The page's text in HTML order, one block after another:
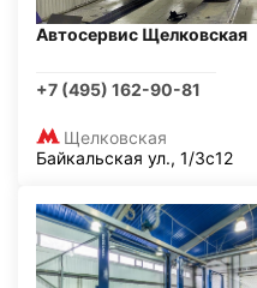
Автосервис Щелковская
+7 (495) 162-90-81
Щелковская
Байкальская ул., 1/3с12